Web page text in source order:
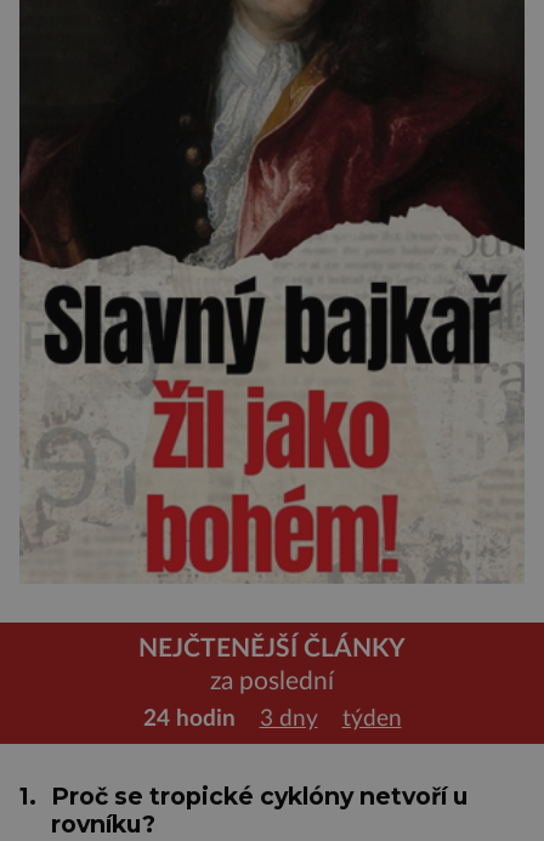
NEJČTENĚJŠÍ ČLÁNKY
za poslední
24 hodin 3 dny týden
1.
Proč se tropické cyklóny netvoří u
rovníku?